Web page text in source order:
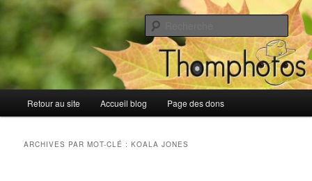
Aller
au
Aller
au
Blog de Thomphotos
Blog de Thomphotos
principal
Retour au site Accueil blog Page des dons
ARCHIVES PAR MOT-CLÉ :KOALA JONES